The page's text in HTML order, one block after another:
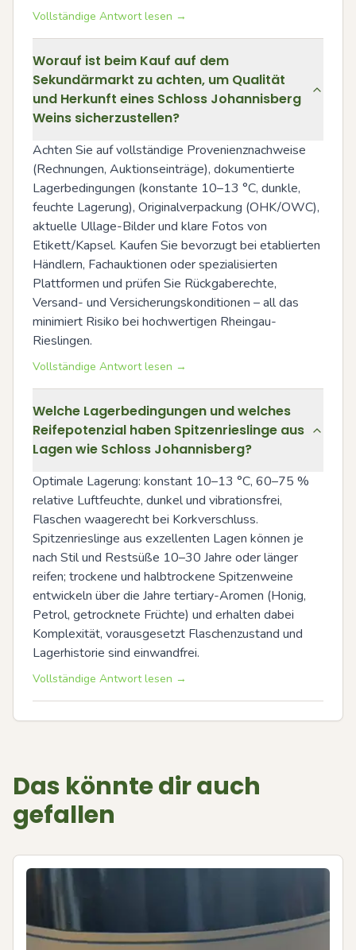
Vollständige Antwort lesen →
Worauf ist beim Kauf auf dem
Sekundärmarkt zu achten, um Qualität
und Herkunft eines Schloss Johannisberg
Weins sicherzustellen?
Achten Sie auf vollständige Provenienznachweise
(Rechnungen, Auktionseinträge), dokumentierte
Lagerbedingungen (konstante 10–13 °C, dunkle,
feuchte Lagerung), Originalverpackung (OHK/OWC),
aktuelle Ullage-Bilder und klare Fotos von
Etikett/Kapsel. Kaufen Sie bevorzugt bei etablierten
Händlern, Fachauktionen oder spezialisierten
Plattformen und prüfen Sie Rückgaberechte,
Versand- und Versicherungskonditionen – all das
minimiert Risiko bei hochwertigen Rheingau-
Rieslingen.
Vollständige Antwort lesen →
Welche Lagerbedingungen und welches
Reifepotenzial haben Spitzenrieslinge aus
Lagen wie Schloss Johannisberg?
Optimale Lagerung: konstant 10–13 °C, 60–75 %
relative Luftfeuchte, dunkel und vibrationsfrei,
Flaschen waagerecht bei Korkverschluss.
Spitzenrieslinge aus exzellenten Lagen können je
nach Stil und Restsüße 10–30 Jahre oder länger
reifen; trockene und halbtrockene Spitzenweine
entwickeln über die Jahre tertiary-Aromen (Honig,
Petrol, getrocknete Früchte) und erhalten dabei
Komplexität, vorausgesetzt Flaschenzustand und
Lagerhistorie sind einwandfrei.
Vollständige Antwort lesen →
Das könnte dir auch
gefallen